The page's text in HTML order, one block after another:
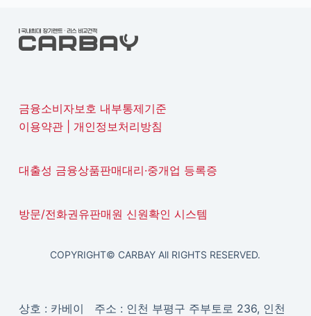
금융소비자보호 내부통제기준
이용약관| 개인정보처리방침
대출성 금융상품판매대리·중개업 등록증
방문/전화권유판매원 신원확인 시스템
COPYRIGHT© CARBAY All RIGHTS RESERVED.
상호 : 카베이 주소 : 인천 부평구 주부토로 236, 인천